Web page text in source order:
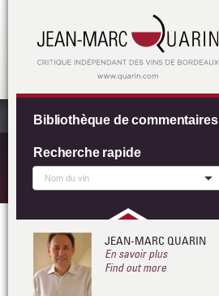
Bibliothèque de commentaires
Recherche rapide
JEAN-MARC QUARIN
En savoir plus
Find out more